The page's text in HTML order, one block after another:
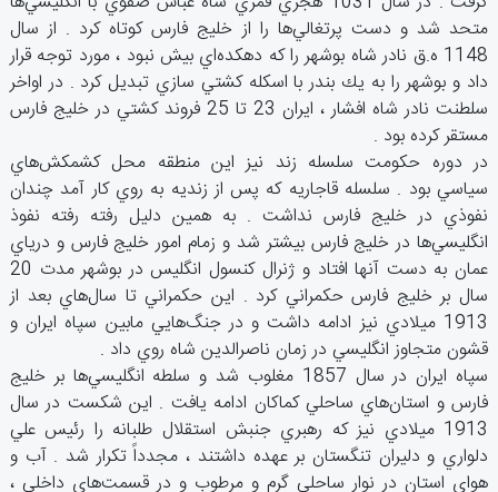
متحد شد و دست‌ پرتغالي‌ها را از خليج‌ فارس‌ كوتاه‌ كرد . از سال‌
1148 ه.ق‌ نادر شاه‌ بوشهر را كه‌ دهكده‌اي‌ بيش‌ نبود ، مورد توجه‌ قرار
داد و بوشهر را به‌ يك‌ بندر با اسكله‌ كشتي ‌سازي‌ تبديل‌ كرد . در اواخر
سلطنت‌ نادر شاه ‌افشار ، ايران‌ 23 تا 25 فروند كشتي‌ در خليج ‌فارس‌
مستقر كرده‌ بود .
در دوره‌ حكومت‌ سلسله‌ زند نيز اين‌ منطقه‌ محل‌ كشمكش‌هاي‌
سياسي‌ بود . سلسله‌ قاجاريه‌ كه‌ پس‌ از زنديه ‌به‌ روي‌ كار آمد چندان‌
نفوذي‌ در خليج‌ فارس‌ نداشت ‌. به‌ همين‌ دليل‌ رفته‌ رفته‌ نفوذ
انگليسي‌ها در خليج‌ فارس ‌بيشتر شد و زمام‌ امور خليج‌ فارس‌ و درياي‌
عمان‌ به‌ دست‌ آنها افتاد و ژنرال‌ كنسول‌ انگليس‌ در بوشهر مدت‌ 20
سال‌ بر خليج‌ فارس‌ حكمراني‌ كرد . اين‌ حكمراني‌ تا سال‌هاي‌ بعد از
1913 ميلادي‌ نيز ادامه‌ داشت‌ و در جنگ‌هايي‌ مابين‌ سپاه‌ ايران‌ و
قشون‌ متجاوز انگليسي‌ در زمان‌ ناصرالدين‌ شاه‌ روي‌ داد .
سپاه‌ ايران‌ در سال‌ 1857 مغلوب‌ شد و سلطه‌ انگليسي‌ها بر خليج‌
فارس‌ و استان‌هاي‌ ساحلي‌ كماكان‌ ادامه‌ يافت ‌. اين‌ شكست‌ در سال
‌1913 ميلادي‌ نيز كه‌ رهبري‌ جنبش‌ استقلال‌ طلبانه‌ را رئيس‌ علي‌
دلواري‌ و دليران‌ تنگستان‌ بر عهده‌ داشتند ، مجدداً تكرار شد . آب‌ و
هواي‌ استان‌ در نوار ساحلي‌ گرم‌ و مرطوب‌ و در قسمت‌هاي‌ داخلي ‌،